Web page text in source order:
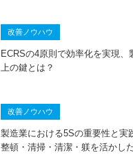
改善ノウハウ
ECRSの4原則で効率化を実現、
上の鍵とは？
改善ノウハウ
製造業における5Sの重要性と実
整頓・清掃・清潔・躾を活かし